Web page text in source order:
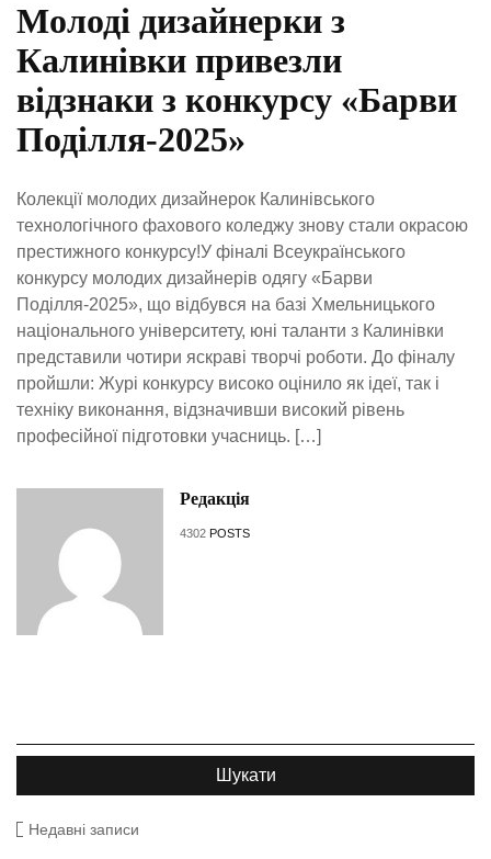
Молоді дизайнерки з
Калинівки привезли
відзнаки з конкурсу «Барви
Поділля-2025»
Колекції молодих дизайнерок Калинівського
технологічного фахового коледжу знову стали окрасою
престижного конкурсу!У фіналі Всеукраїнського
конкурсу молодих дизайнерів одягу «Барви
Поділля-2025», що відбувся на базі Хмельницького
національного університету, юні таланти з Калинівки
представили чотири яскраві творчі роботи. До фіналу
пройшли: Журі конкурсу високо оцінило як ідеї, так і
техніку виконання, відзначивши високий рівень
професійної підготовки учасниць. […]
Редакція
4302 POSTS
Недавні записи